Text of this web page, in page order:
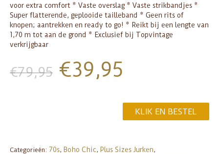
voor extra comfort * Vaste overslag * Vaste strikbandjes *
Super flatterende, geplooide tailleband * Geen rits of
knopen; aantrekken en ready to go! * Reikt bij een lengte van
1,70 m tot aan de grond * Exclusief bij Topvintage
verkrijgbaar
€79,95 €39,95
KLIK EN BESTEL
Categorieën: 70s, Boho Chic, Plus Sizes Jurken,